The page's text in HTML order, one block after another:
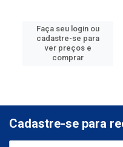
Faça seu login ou
cadastre-se para
ver preços e
comprar
Cadastre-se para